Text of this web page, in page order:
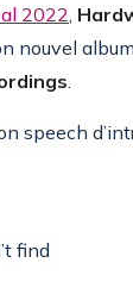
2022
nouvel
speech
find